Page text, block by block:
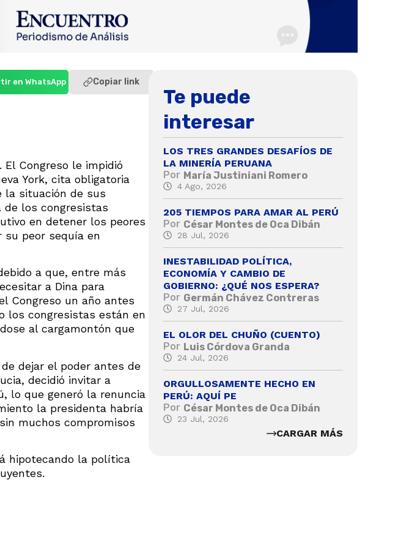
en WhatsApp Copiar link
Congreso le impidió
York, cita obligatoria
la situación de sus
de los congresistas
en detener los peores
su peor sequía en
a que, entre más
a Dina para
Congreso un año antes
los congresistas están en
al cargamontón que
dejar el poder antes de
decidió invitar a
lo que generó la renuncia
la presidenta habría
muchos compromisos
hipotecando la política
Te puede
interesar
LOS TRES GRANDES DESAFÍOS DE
LA MINERÍA PERUANA
Por María Justiniani Romero
4 Ago, 2026
205 TIEMPOS PARA AMAR AL PERÚ
Por César Montes de Oca Dibán
28 Jul, 2026
INESTABILIDAD POLÍTICA,
ECONOMÍA Y CAMBIO DE
GOBIERNO: ¿QUÉ NOS ESPERA?
Por Germán Chávez Contreras
27 Jul, 2026
EL OLOR DEL CHUÑO (CUENTO)
Por Luis Córdova Granda
24 Jul, 2026
ORGULLOSAMENTE HECHO EN
PERÚ: AQUÍ PE
Por César Montes de Oca Dibán
23 Jul, 2026
CARGAR MÁS